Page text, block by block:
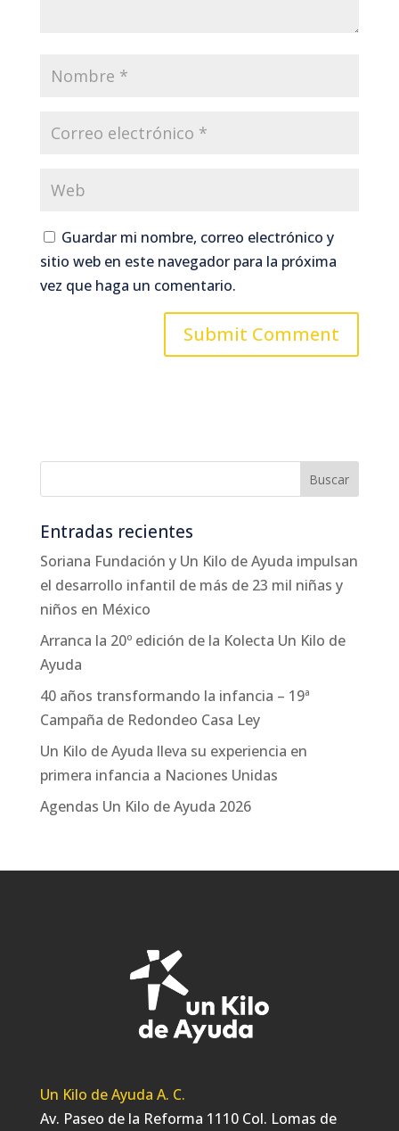
Guardar mi nombre, correo electrónico y
sitio web en este navegador para la próxima
vez que haga un comentario.
Entradas recientes
Soriana Fundación y Un Kilo de Ayuda impulsan
el desarrollo infantil de más de 23 mil niñas y
niños en México
Arranca la 20º edición de la Kolecta Un Kilo de
Ayuda
40 años transformando la infancia – 19ª
Campaña de Redondeo Casa Ley
Un Kilo de Ayuda lleva su experiencia en
primera infancia a Naciones Unidas
Agendas Un Kilo de Ayuda 2026
Un Kilo de Ayuda A. C.
Av. Paseo de la Reforma 1110 Col. Lomas de